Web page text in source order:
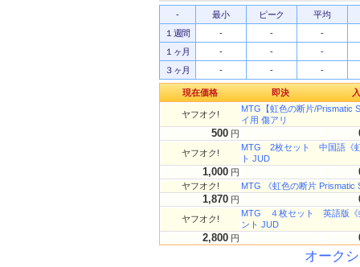
- 最小 ピーク
平均
１週間
- -
-
１ヶ月
- -
-
３ヶ月
- - -
現在価格 即決
ヤフオク!
MTG【虹色の断片/Prismatic
イ用 傷アリ
500 円
ヤフオク!
MTG 2枚セット 中国語《虹
ト JUD
1,000 円
ヤフオク! MTG 《虹色の断片 Prismatic
1,870 円
ヤフオク!
MTG ４枚セット 英語版《
ント JUD
2,800 円
オーク